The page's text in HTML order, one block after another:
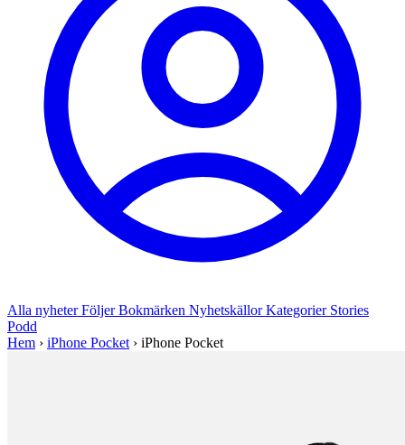
Alla nyheterFöljerBokmärken NyhetskällorKategorier Stories
Podd
Hem › iPhone Pocket › iPhone Pocket